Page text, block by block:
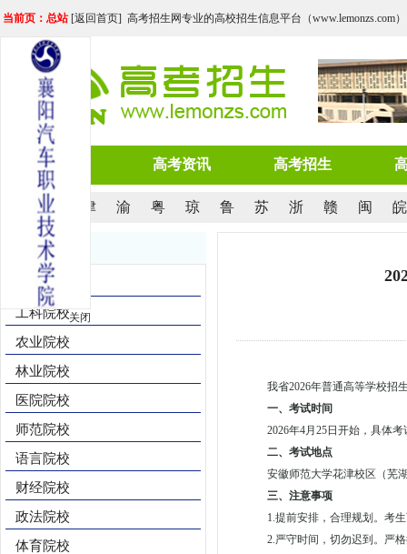
当前页：总站[返回首页] 高考招生网专业的高校招生信息平台（www.lemonzs.com）
网站首页 高考资讯 高考招生
沪 津 渝 粤 琼 鲁 苏 浙 赣 闽 皖
院校导航
综合院校
工科院校
农业院校
林业院校
医院院校
师范院校
语言院校
财经院校
政法院校
体育院校
我省2026年普通高等学校招
一、考试时间
2026年4月25日开始，具体
二、考试地点
安徽师范大学花津校区（芜
三、注意事项
1.提前安排，合理规划。考
2.严守时间，切勿迟到。严
关闭